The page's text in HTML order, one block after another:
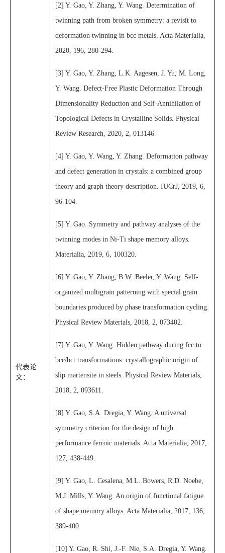
代表论
文：
[2] Y. Gao, Y. Zhang, Y. Wang. Determination of
twinning path from broken symmetry: a revisit to
deformation twinning in bcc metals. Acta Materialia,
2020, 196, 280-294.
[3] Y. Gao, Y. Zhang, L.K. Aagesen, J. Yu, M. Long,
Y. Wang. Defect-Free Plastic Deformation Through
Dimensionality Reduction and Self-Annihilation of
Topological Defects in Crystalline Solids. Physical
Review Research, 2020, 2, 013146.
[4] Y. Gao, Y. Wang, Y. Zhang. Deformation pathway
and defect generation in crystals: a combined group
theory and graph theory description. IUCrJ, 2019, 6,
96-104.
[5] Y. Gao. Symmetry and pathway analyses of the
twinning modes in Ni-Ti shape memory alloys.
Materialia, 2019, 6, 100320.
[6] Y. Gao, Y. Zhang, B.W. Beeler, Y. Wang. Self-
organized multigrain patterning with special grain
boundaries produced by phase transformation cycling.
Physical Review Materials, 2018, 2, 073402.
[7] Y. Gao, Y. Wang. Hidden pathway during fcc to
bcc/bct transformations: crystallographic origin of
slip martensite in steels. Physical Review Materials,
2018, 2, 093611.
[8] Y. Gao, S.A. Dregia, Y. Wang. A universal
symmetry criterion for the design of high
performance ferroic materials. Acta Materialia, 2017,
127, 438-449.
[9] Y. Gao, L. Cesalena, M.L. Bowers, R.D. Noebe,
M.J. Mills, Y. Wang. An origin of functional fatigue
of shape memory alloys. Acta Materialia, 2017, 136,
389-400.
[10] Y. Gao, R. Shi, J.-F. Nie, S.A. Dregia, Y. Wang.